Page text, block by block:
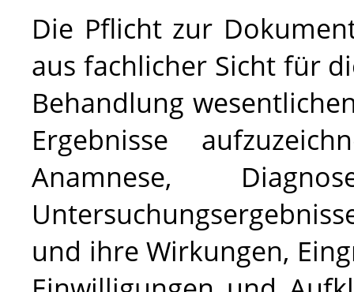
Die Pflicht zur
aus fachlicher Sicht für
Behandlung
Ergebnisse
Anamnese,
und ihre Wirkungen,